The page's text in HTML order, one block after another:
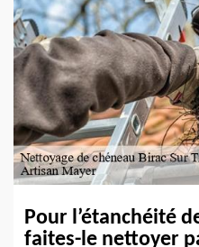
Pour l’étanchéité
faites-le nettoyer